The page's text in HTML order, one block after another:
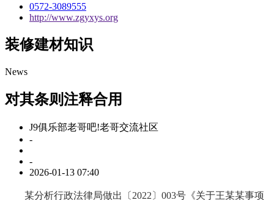
0572-3089555
http://www.zgyxys.org
装修建材知识
News
对其条则注释合用
J9俱乐部老哥吧!老哥交流社区
-
-
2026-01-13 07:40
某分析行政法律局做出〔2022〕003号《关于王某某事项